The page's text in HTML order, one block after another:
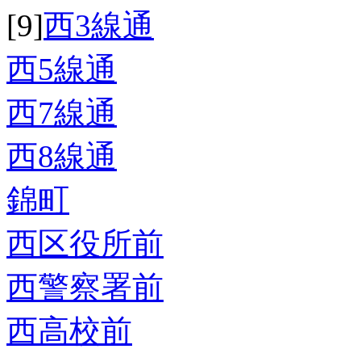
[9]西3線通
西5線通
西7線通
西8線通
錦町
西区役所前
西警察署前
西高校前